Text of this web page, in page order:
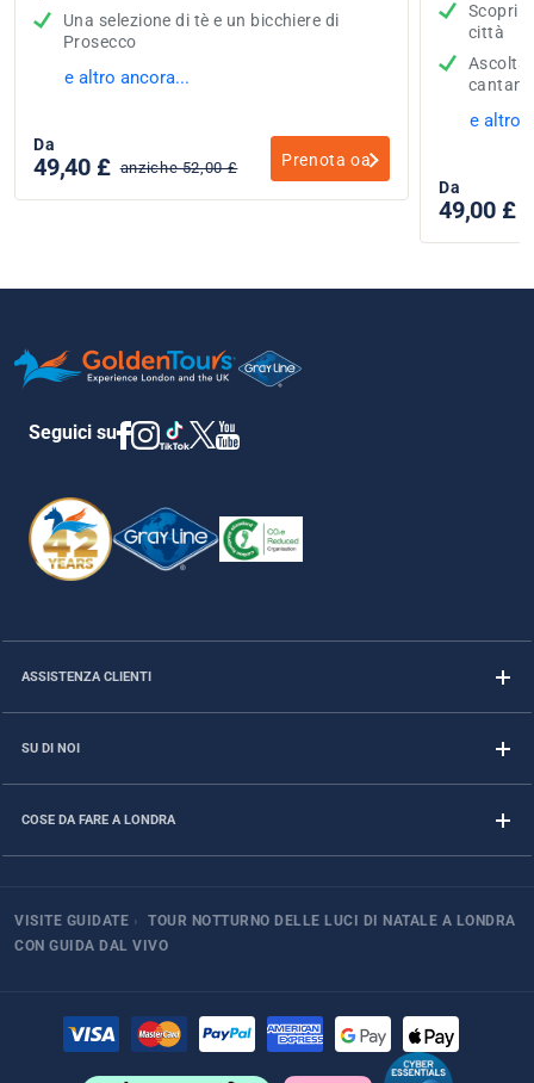
Una selezione di tè e un bicchiere di
Prosecco
e altro ancora...
Da
49,40 £ anziche 52,00 £ Prenota oa
Scopri i
città
Ascolta
e altro
Da
49,00 £
Seguici su
ASSISTENZA CLIENTI
SU DI NOI
COSE DA FARE A LONDRA
VISITE GUIDATE ›
TOUR NOTTURNO DELLE LUCI DI NATALE A LONDRA
CON GUIDA DAL VIVO